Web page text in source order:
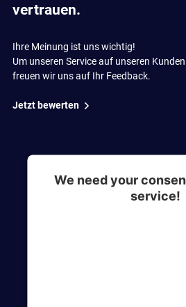
vertrauen.
Ihre Meinung ist uns wichtig!
Um unseren Service auf unseren
freuen wir uns auf Ihr Feedback.
Jetzt bewerten
We need your
service!